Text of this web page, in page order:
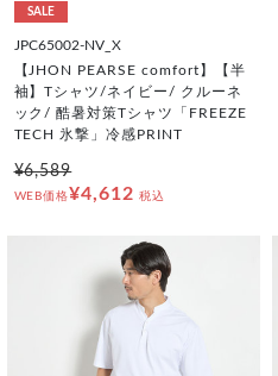
SALE
JPC65002-NV_X
【JHON PEARSE comfort】【半
袖】Tシャツ/ネイビー/ クルーネ
ック/ 酷暑対策Tシャツ「FREEZE
TECH 氷撃」冷感PRINT
¥6,589
WEB価格¥4,612 税込